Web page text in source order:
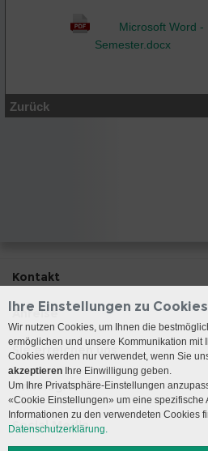
Microsoft Word -
Semester.docx
Zurück
Kontakt
Anreise
Sie erreichen uns
Onkologie
Social Media
Ihre Einstellungen zu
Wir nutzen Cookies, um Ihnen die
ermöglichen und unsere Kommunikation mit
Cookies werden nur verwendet, wenn Sie
akzeptieren Ihre Einwilligung geben.
Um Ihre Privatsphäre-Einstellungen
«Cookie Einstellungen» um eine spezifische
Informationen zu den verwendeten Cookies
Datenschutzerklärung.